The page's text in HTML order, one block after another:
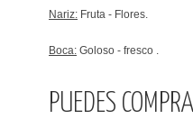
Nariz: Fruta - Flores.
Boca: Goloso - fresco .
PUEDES